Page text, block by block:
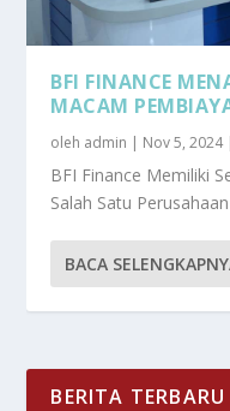
BFI FINANCE
MACAM
oleh admin | Nov 5, 2024|
BFI Finance Memiliki
Salah Satu
BACA
BERITA TERBARU